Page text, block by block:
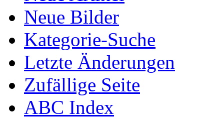
Neue Bilder
Kategorie-Suche
Letzte Änderungen
Zufällige Seite
ABC Index